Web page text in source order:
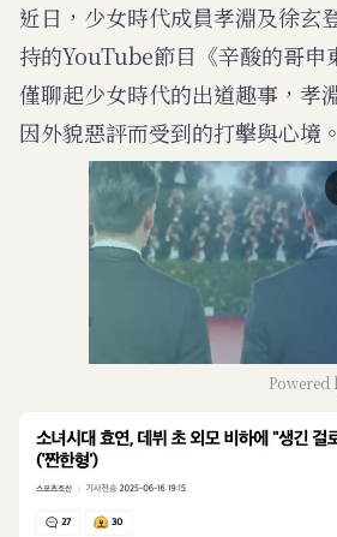
近日，少女時代成員孝淵及徐玄
持的YouTube節目《辛酸的哥申
僅聊起少女時代的出道趣事，孝
因外貌惡評而受到的打擊與心境。
Powered